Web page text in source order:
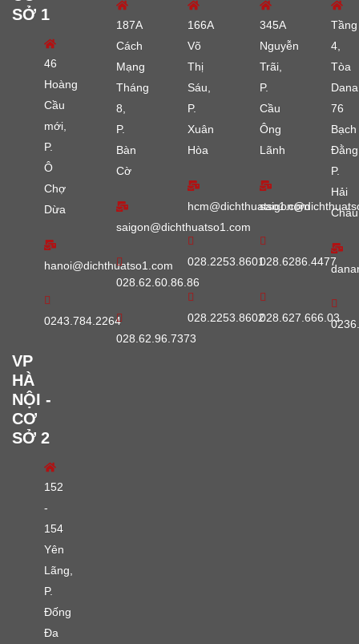
SỞ 1
46
Hoàng
Cầu
mới,
P.
Ô
Chợ
Dừa
hanoi@dichthuatso1.com
0243.784.2264
VP
HÀ
NỘI -
CƠ
SỞ 2
152
-
154
Yên
Lãng,
P.
Đống
Đa
187A
Cách
Mạng
Tháng
8,
P.
Bàn
Cờ
saigon@dichthuatso1.com
028.62.60.86.86
028.62.96.7373
166A
Võ
Thị
Sáu,
P.
Xuân
Hòa
hcm@dichthuatso1.com
028.2253.8601
028.2253.8602
345A
Nguyễn
Trãi,
P.
Cầu
Ông
Lãnh
028.6286.4477
028.627.666.03
Tầng
4,
Tòa
76
Bạch
P.
Hải
Châu